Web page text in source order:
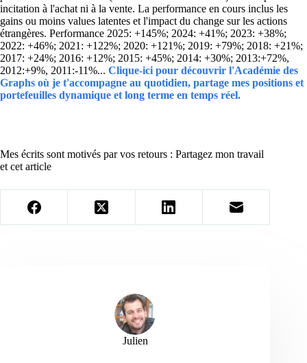
incitation à l'achat ni à la vente. La performance en cours inclus les
gains ou moins values latentes et l'impact du change sur les actions
étrangères. Performance 2025: +145%; 2024: +41%; 2023: +38%;
2022: +46%; 2021: +122%; 2020: +121%; 2019: +79%; 2018: +21%;
2017: +24%; 2016: +12%; 2015: +45%; 2014: +30%; 2013:+72%,
2012:+9%, 2011:-11%... Clique-ici pour découvrir l'Académie des
Graphs où je t'accompagne au quotidien, partage mes positions et
portefeuilles dynamique et long terme en temps réel.
Mes écrits sont motivés par vos retours : Partagez mon travail
et cet article
Julien